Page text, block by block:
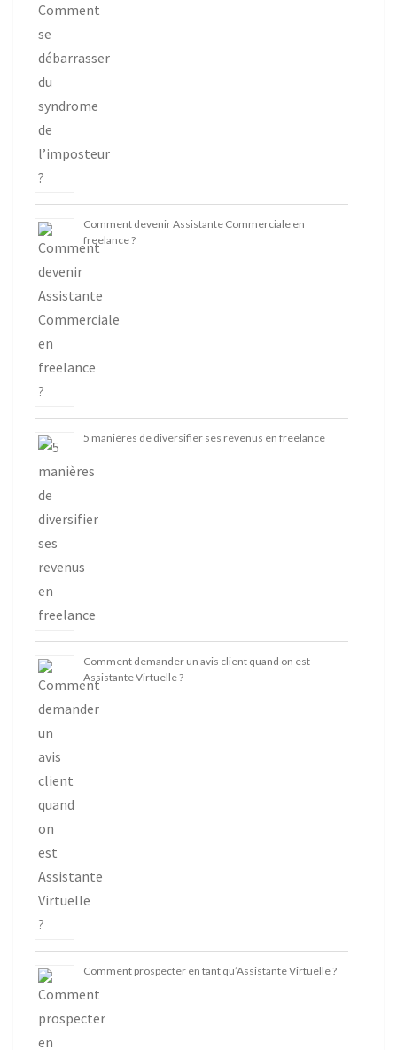
Comment devenir Assistante Commerciale en
freelance ?
5 manières de diversifier ses revenus en freelance
Comment demander un avis client quand on est
Assistante Virtuelle ?
Comment prospecter en tant qu’Assistante Virtuelle ?